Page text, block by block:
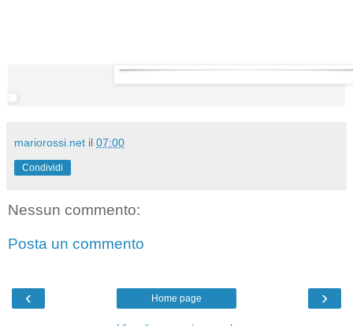
mariorossi.net il 07:00
Condividi
Nessun commento:
Posta un commento
‹ ›
Home page